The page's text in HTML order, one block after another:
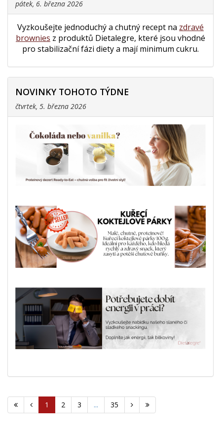
pátek, 6. března 2026
Vyzkoušejte jednoduchý a chutný recept na zdravé
brownies z produktů Dietalegre, které jsou vhodné
pro stabilizační fázi diety a mají minimum cukru.
NOVINKY TOHOTO TÝDNE
čtvrtek, 5. března 2026
1 2 3 ... 35